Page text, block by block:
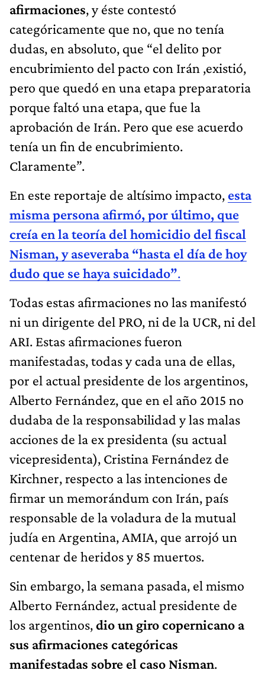
afirmaciones, y éste contestó
categóricamente que no, que no tenía
dudas, en absoluto, que “el delito por
encubrimiento del pacto con Irán ,existió,
pero que quedó en una etapa preparatoria
porque faltó una etapa, que fue la
aprobación de Irán. Pero que ese acuerdo
tenía un fin de encubrimiento.
Claramente”.
En este reportaje de altísimo impacto, esta
misma persona afirmó, por último, que
creía en la teoría del homicidio del fiscal
Nisman, y aseveraba “hasta el día de hoy
dudo que se haya suicidado”.
Todas estas afirmaciones no las manifestó
ni un dirigente del PRO, ni de la UCR, ni del
ARI. Estas afirmaciones fueron
manifestadas, todas y cada una de ellas,
por el actual presidente de los argentinos,
Alberto Fernández, que en el año 2015 no
dudaba de la responsabilidad y las malas
acciones de la ex presidenta (su actual
vicepresidenta), Cristina Fernández de
Kirchner, respecto a las intenciones de
firmar un memorándum con Irán, país
responsable de la voladura de la mutual
judía en Argentina, AMIA, que arrojó un
centenar de heridos y 85 muertos.
Sin embargo, la semana pasada, el mismo
Alberto Fernández, actual presidente de
los argentinos,dio un giro copernicano a
sus afirmaciones categóricas
manifestadas sobre el caso Nisman.